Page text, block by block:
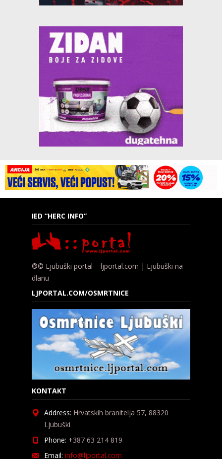
IED “HERC INFO”
®© Ljubuški portal – ljportal.com | Ljubuški na
dlanu
LJPORTAL.COM/OSMRTNICE
KONTAKT
Address: Hrvatskih branitelja 57, 88320
Ljubuški
Phone: +387 63 214 819
Email: info@ljportal.com